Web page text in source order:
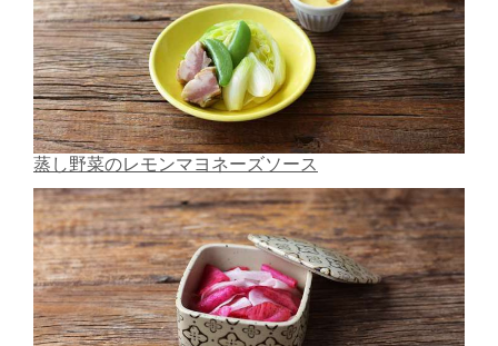
蒸し野菜のレモンマヨネーズソース